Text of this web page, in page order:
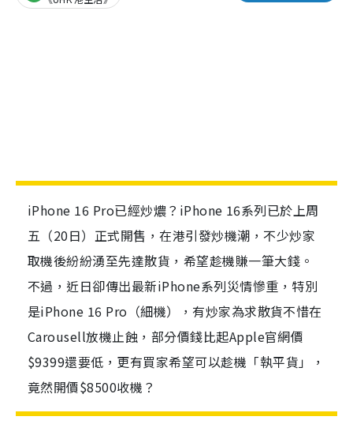
iPhone 16 Pro已經炒燶？iPhone 16系列已於上周
五（20日）正式開售，在港引發炒機潮，不少炒家
取機後紛紛湧至先達散貨，希望趁機賺一筆大錢。
不過，近日卻傳出最新iPhone系列災情慘重，特別
是iPhone 16 Pro（細機），有炒家為求散貨不惜在
Carousell放機止蝕，部分價錢比起Apple官網價
$9399還要低，更有買家希望可以趁機「執平貨」，
竟然開價$8500收機？